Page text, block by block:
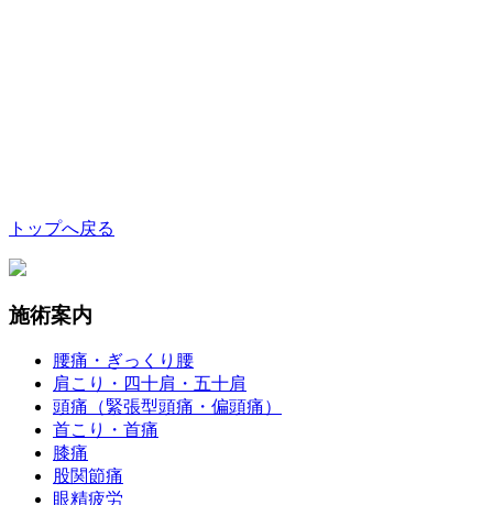
トップへ戻る
施術案内
腰痛・ぎっくり腰
肩こり・四十肩・五十肩
頭痛（緊張型頭痛・偏頭痛）
首こり・首痛
膝痛
股関節痛
眼精疲労